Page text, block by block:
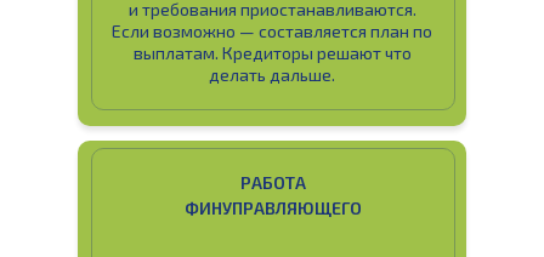
РАБОТА
ФИНУПРАВЛЯЮЩЕГО
и требования приостанавливаются.
Если возможно — составляется план по
выплатам. Кредиторы решают что
делать дальше.